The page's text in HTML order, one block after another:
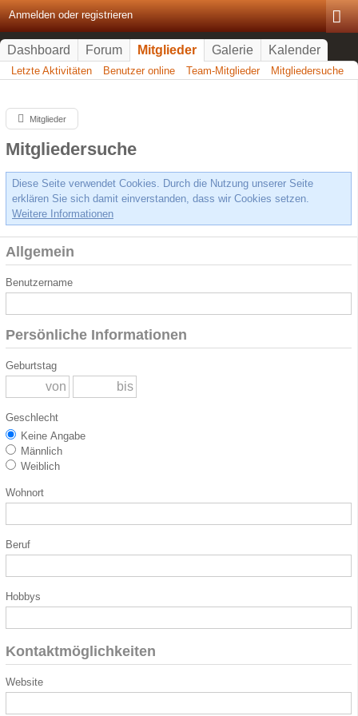
Anmelden oder registrieren
Dashboard Forum Mitglieder Galerie Kalender
Letzte Aktivitäten Benutzer online Team-Mitglieder Mitgliedersuche
Mitglieder
Mitgliedersuche
Diese Seite verwendet Cookies. Durch die Nutzung unserer Seite
erklären Sie sich damit einverstanden, dass wir Cookies setzen.
Weitere Informationen
Allgemein
Benutzername
Persönliche Informationen
Geburtstag
Geschlecht
Keine Angabe
Männlich
Weiblich
Wohnort
Beruf
Hobbys
Kontaktmöglichkeiten
Website